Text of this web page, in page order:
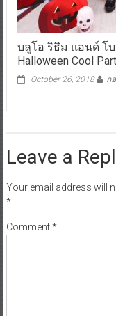
บลูโอ ริธึม แอนด์ โ
Halloween Cool
October 26, 2018 ก
Leave a
Your email address will
*
Comment*